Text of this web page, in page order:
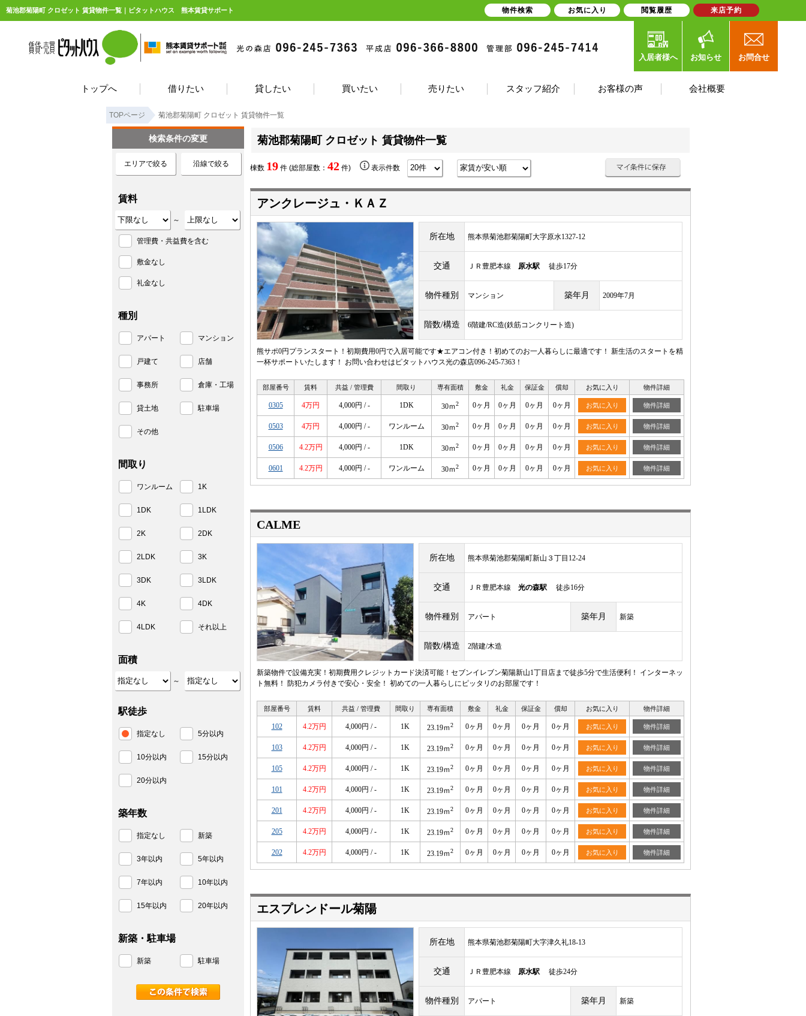
菊池郡菊陽町 クロゼット 賃貸物件一覧｜ピタットハウス 熊本賃貸サポート
入居者様へ お知らせ お問合せ
トップへ 借りたい 貸したい 買いたい 売りたい スタッフ紹介 お客様の声 会社概要
TOPページ 菊池郡菊陽町 クロゼット 賃貸物件一覧
菊池郡菊陽町 クロゼット 賃貸物件一覧
棟数 19 件 (総部屋数： 42 件) 表示件数
アンクレージュ・ＫＡＺ
所在地 熊本県菊池郡菊陽町大字原水1327-12
交通 ＪＲ豊肥本線 原水駅 徒歩17分
物件種別 マンション 築年月 2009年7月
階数/構造 6階建/RC造(鉄筋コンクリート造)
熊サポ0円プランスタート！初期費用0円で入居可能です★エアコン付き！初めてのお一人暮らしに最適です！ 新生活のスタートを精
一杯サポートいたします！ お問い合わせはピタットハウス光の森店096-245-7363！
部屋番号 賃料 共益 / 管理費 間取り 専有面積 敷金 礼金 保証金 償却 お気に入り 物件詳細
0305 4万円 4,000円 / - 1DK 30ｍ2 0ヶ月 0ヶ月 0ヶ月 0ヶ月 お気に入り 物件詳細
0503 4万円 4,000円 / - ワンルーム 30ｍ2 0ヶ月 0ヶ月 0ヶ月 0ヶ月 お気に入り 物件詳細
0506 4.2万円 4,000円 / - 1DK 30ｍ2 0ヶ月 0ヶ月 0ヶ月 0ヶ月 お気に入り 物件詳細
0601 4.2万円 4,000円 / - ワンルーム 30ｍ2 0ヶ月 0ヶ月 0ヶ月 0ヶ月 お気に入り 物件詳細
CALME
所在地 熊本県菊池郡菊陽町新山３丁目12-24
交通 ＪＲ豊肥本線 光の森駅 徒歩16分
物件種別 アパート 築年月 新築
階数/構造 2階建/木造
新築物件で設備充実！初期費用クレジットカード決済可能！セブンイレブン菊陽新山1丁目店まで徒歩5分で生活便利！ インターネッ
ト無料！ 防犯カメラ付きで安心・安全！ 初めての一人暮らしにピッタリのお部屋です！
部屋番号 賃料 共益 / 管理費 間取り 専有面積 敷金 礼金 保証金 償却 お気に入り 物件詳細
102 4.2万円 4,000円 / - 1K 23.19ｍ2 0ヶ月 0ヶ月 0ヶ月 0ヶ月 お気に入り 物件詳細
103 4.2万円 4,000円 / - 1K 23.19ｍ2 0ヶ月 0ヶ月 0ヶ月 0ヶ月 お気に入り 物件詳細
105 4.2万円 4,000円 / - 1K 23.19ｍ2 0ヶ月 0ヶ月 0ヶ月 0ヶ月 お気に入り 物件詳細
101 4.2万円 4,000円 / - 1K 23.19ｍ2 0ヶ月 0ヶ月 0ヶ月 0ヶ月 お気に入り 物件詳細
201 4.2万円 4,000円 / - 1K 23.19ｍ2 0ヶ月 0ヶ月 0ヶ月 0ヶ月 お気に入り 物件詳細
205 4.2万円 4,000円 / - 1K 23.19ｍ2 0ヶ月 0ヶ月 0ヶ月 0ヶ月 お気に入り 物件詳細
202 4.2万円 4,000円 / - 1K 23.19ｍ2 0ヶ月 0ヶ月 0ヶ月 0ヶ月 お気に入り 物件詳細
エスプレンドール菊陽
所在地 熊本県菊池郡菊陽町大字津久礼18-13
交通 ＪＲ豊肥本線 原水駅 徒歩24分
物件種別 アパート 築年月 新築
検索条件の変更
エリアで絞る 沿線で絞る
賃料
～
管理費・共益費を含む
敷金なし
礼金なし
種別
アパート マンション
戸建て 店舗
事務所 倉庫・工場
貸土地 駐車場
その他
間取り
ワンルーム 1K
1DK 1LDK
2K 2DK
2LDK 3K
3DK 3LDK
4K 4DK
4LDK それ以上
面積
～
駅徒歩
指定なし 5分以内
10分以内 15分以内
20分以内
築年数
指定なし 新築
3年以内 5年以内
7年以内 10年以内
15年以内 20年以内
新築・駐車場
新築 駐車場
物件検索 お気に入り 閲覧履歴 来店予約